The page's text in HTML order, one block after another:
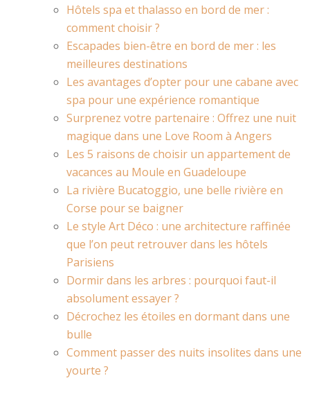
Hôtels spa et thalasso en bord de mer :
comment choisir ?
Escapades bien-être en bord de mer : les
meilleures destinations
Les avantages d’opter pour une cabane avec
spa pour une expérience romantique
Surprenez votre partenaire : Offrez une nuit
magique dans une Love Room à Angers
Les 5 raisons de choisir un appartement de
vacances au Moule en Guadeloupe
La rivière Bucatoggio, une belle rivière en
Corse pour se baigner
Le style Art Déco : une architecture raffinée
que l’on peut retrouver dans les hôtels
Parisiens
Dormir dans les arbres : pourquoi faut-il
absolument essayer ?
Décrochez les étoiles en dormant dans une
bulle
Comment passer des nuits insolites dans une
yourte ?